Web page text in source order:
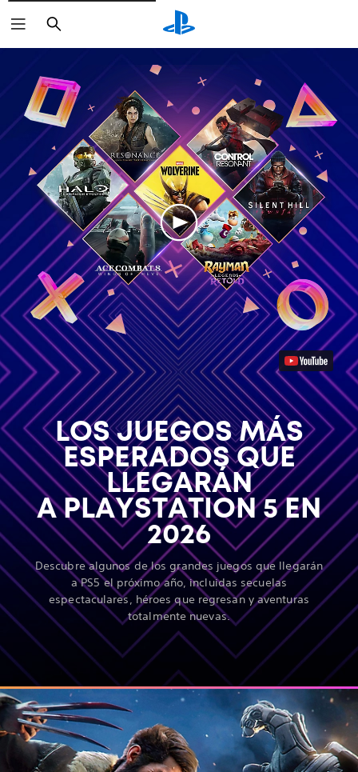
Buscar
LOS JUEGOS MÁS
ESPERADOS QUE
LLEGARÁN
A PLAYSTATION 5 EN
2026
Descubre algunos de los grandes juegos que llegarán
a PS5 el próximo año, incluidas secuelas
espectaculares, héroes que regresan y aventuras
totalmente nuevas.